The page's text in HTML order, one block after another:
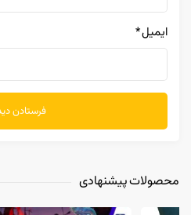
ایمیل*
محصولات پیشنهادی